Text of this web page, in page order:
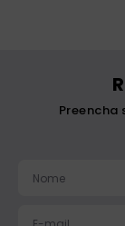
Preencha